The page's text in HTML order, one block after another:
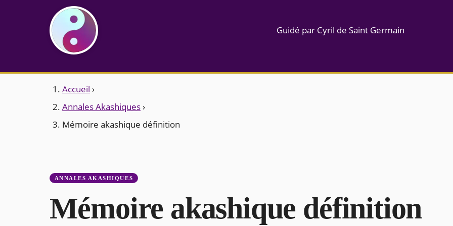
Guidé par Cyril de Saint Germain
Accueil ›
Annales Akashiques ›
Mémoire akashique définition
ANNALES AKASHIQUES
Mémoire akashique définition